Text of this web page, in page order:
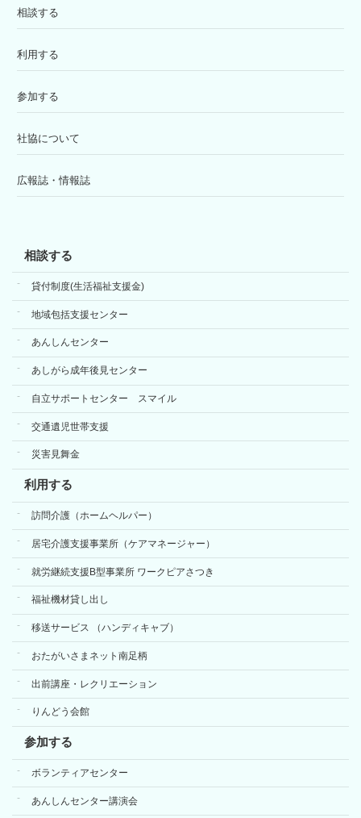
相談する
利用する
参加する
社協について
広報誌・情報誌
相談する
貸付制度(生活福祉支援金)
地域包括支援センター
あんしんセンター
あしがら成年後見センター
自立サポートセンター スマイル
交通遺児世帯支援
災害見舞金
利用する
訪問介護（ホームヘルパー）
居宅介護支援事業所（ケアマネージャー）
就労継続支援B型事業所 ワークピアさつき
福祉機材貸し出し
移送サービス （ハンディキャブ）
おたがいさまネット南足柄
出前講座・レクリエーション
りんどう会館
参加する
ボランティアセンター
あんしんセンター講演会